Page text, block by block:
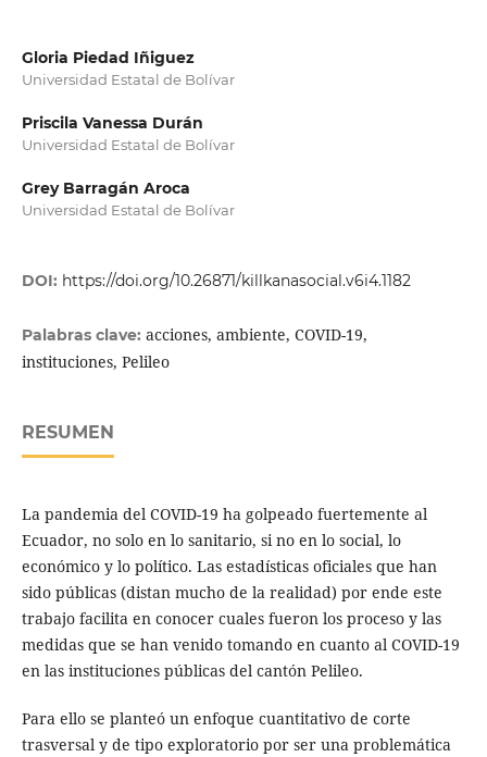
Gloria Piedad Iñiguez
Universidad Estatal de Bolívar
Priscila Vanessa Durán
Universidad Estatal de Bolívar
Grey Barragán Aroca
Universidad Estatal de Bolívar
DOI: https://doi.org/10.26871/killkanasocial.v6i4.1182
Palabras clave: acciones, ambiente, COVID-19,
instituciones, Pelileo
RESUMEN
La pandemia del COVID-19 ha golpeado fuertemente al
Ecuador, no solo en lo sanitario, si no en lo social, lo
económico y lo político. Las estadísticas oficiales que han
sido públicas (distan mucho de la realidad) por ende este
trabajo facilita en conocer cuales fueron los proceso y las
medidas que se han venido tomando en cuanto al COVID-19
en las instituciones públicas del cantón Pelileo.
Para ello se planteó un enfoque cuantitativo de corte
trasversal y de tipo exploratorio por ser una problemática